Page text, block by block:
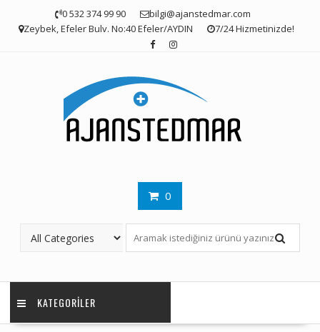
0 532 374 99 90
bilgi@ajanstedmar.com
Zeybek, Efeler Bulv. No:40 Efeler/AYDIN
7/24 Hizmetinizde!
0
KATEGORILER